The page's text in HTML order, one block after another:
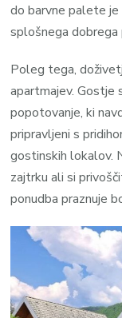
do barvne palete
splošnega
Poleg tega,
apartmajev. Gostje
popotovanje, ki
pripravljeni s
gostinskih lokalov.
zajtrku ali si
ponudba praznuje